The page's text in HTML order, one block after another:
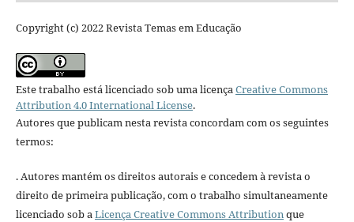
Copyright (c) 2022 Revista Temas em Educação
Este trabalho está licenciado sob uma licençaCreative Commons
Attribution 4.0 International License.
Autores que publicam nesta revista concordam com os seguintes
termos:
. Autores mantém os direitos autorais e concedem à revista o
direito de primeira publicação, com o trabalho simultaneamente
licenciado sob aLicença Creative Commons Attributionque